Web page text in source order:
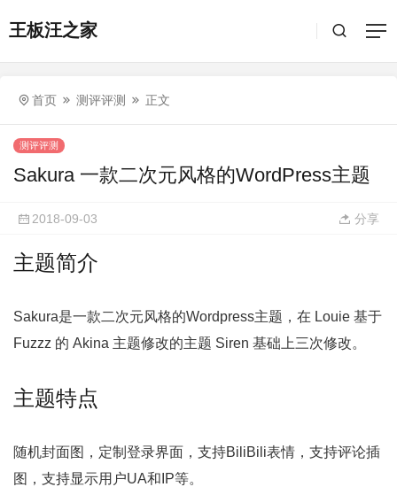
王板汪之家
首页 测评评测 正文
测评评测
Sakura 一款二次元风格的WordPress主题
2018-09-03 分享
主题简介
Sakura是一款二次元风格的Wordpress主题，在 Louie 基于
Fuzzz 的 Akina 主题修改的主题 Siren 基础上三次修改。
主题特点
随机封面图，定制登录界面，支持BiliBili表情，支持评论插
图，支持显示用户UA和IP等。